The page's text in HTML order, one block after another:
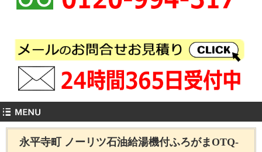
永平寺町 ノーリツ石油給湯機付ふろがまOTQ-